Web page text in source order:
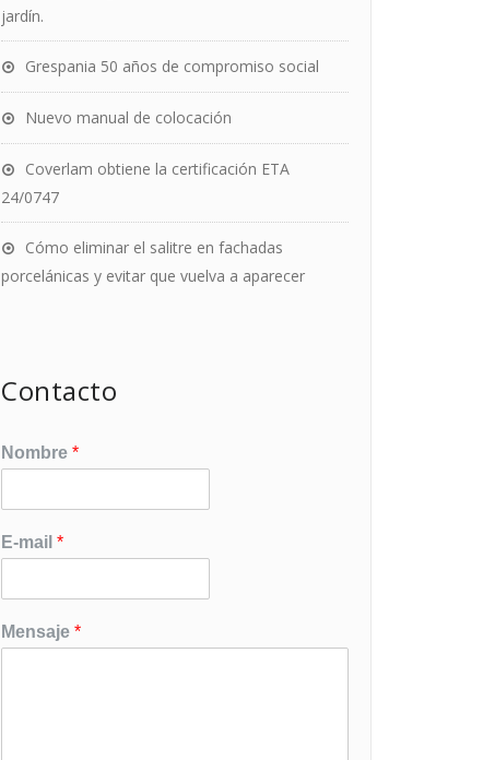
jardín.
Grespania 50 años de compromiso social
Nuevo manual de colocación
Coverlam obtiene la certificación ETA
24/0747
Cómo eliminar el salitre en fachadas
porcelánicas y evitar que vuelva a aparecer
Contacto
Nombre *
E-mail *
Mensaje *